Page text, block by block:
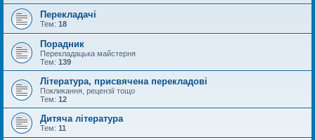
Перекладачі
Тем: 18
Порадник
Перекладацька майстерня
Тем: 139
Література, присвячена перекладові
Покликання, рецензії тощо
Тем: 12
Дитяча література
Тем: 11